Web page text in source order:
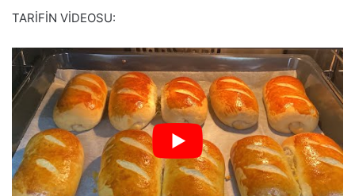
TARİFİN VİDEOSU: